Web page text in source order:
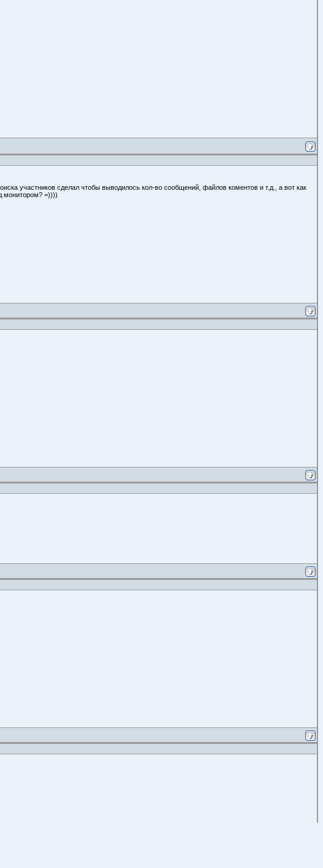
участников сделал чтобы выводилось кол-во сообщений, файлов коментов и т.д., а вот как
монитором? =))))